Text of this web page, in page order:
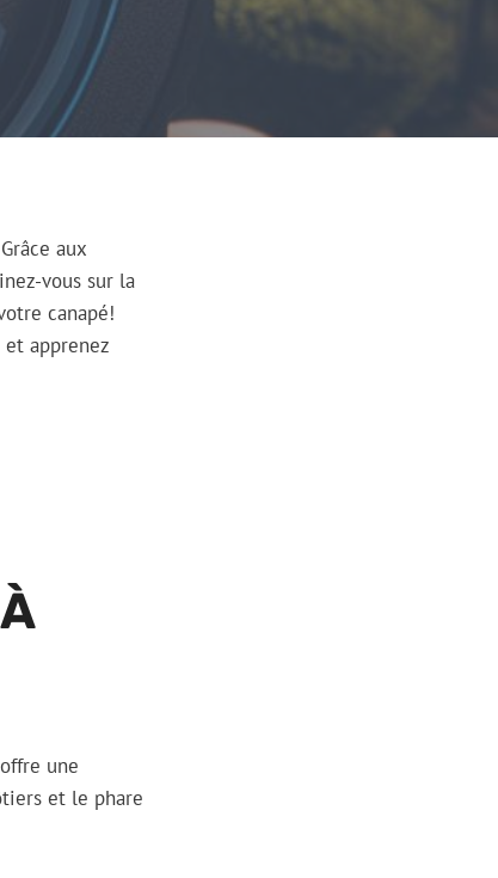
aux
vous sur la
canapé!
apprenez
une
et le phare